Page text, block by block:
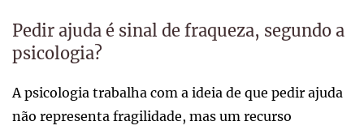
Pedir ajuda é sinal de fraqueza, segundo a
psicologia?
A psicologia trabalha com a ideia de que pedir ajuda
não representa fragilidade, mas um recurso